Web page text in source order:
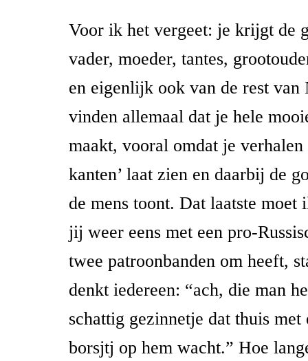
Voor ik het vergeet: je krijgt de
vader, moeder, tantes,
en eigenlijk ook van de rest van
vinden allemaal dat je hele
maakt, vooral omdat je
kanten’ laat zien en daarbij de
de mens toont. Dat laatste moet
jij weer eens met een pro-
twee patroonbanden om heeft,
denkt iedereen: “ach, die man
schattig gezinnetje dat thuis met
borsjtj op hem wacht.” Hoe